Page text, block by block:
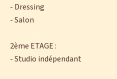
- Dressing
- Salon
2ème ETAGE :
- Studio indépendant